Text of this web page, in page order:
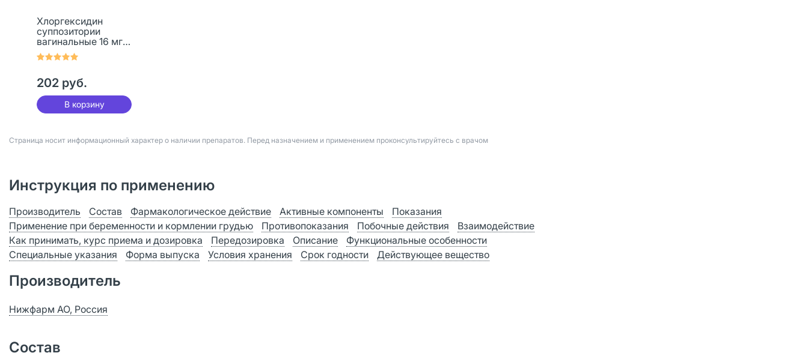
Хлоргексидин
суппозитории
вагинальные 16 мг
10 шт
202 руб.
В корзину
Страница носит информационный характер о наличии препаратов. Перед назначением и применением проконсультируйтесь с врачом
Инструкция по применению
Производитель Состав Фармакологическое действие Активные компоненты
Показания
Применение при беременности и кормлении грудью
Противопоказания Побочные действия
Взаимодействие
Как принимать, курс приема и дозировка
Передозировка Описание
Функциональные особенности
Специальные указания
Форма выпуска Условия хранения Срок годности Действующее вещество
Производитель
Нижфарм АО, Россия
Состав